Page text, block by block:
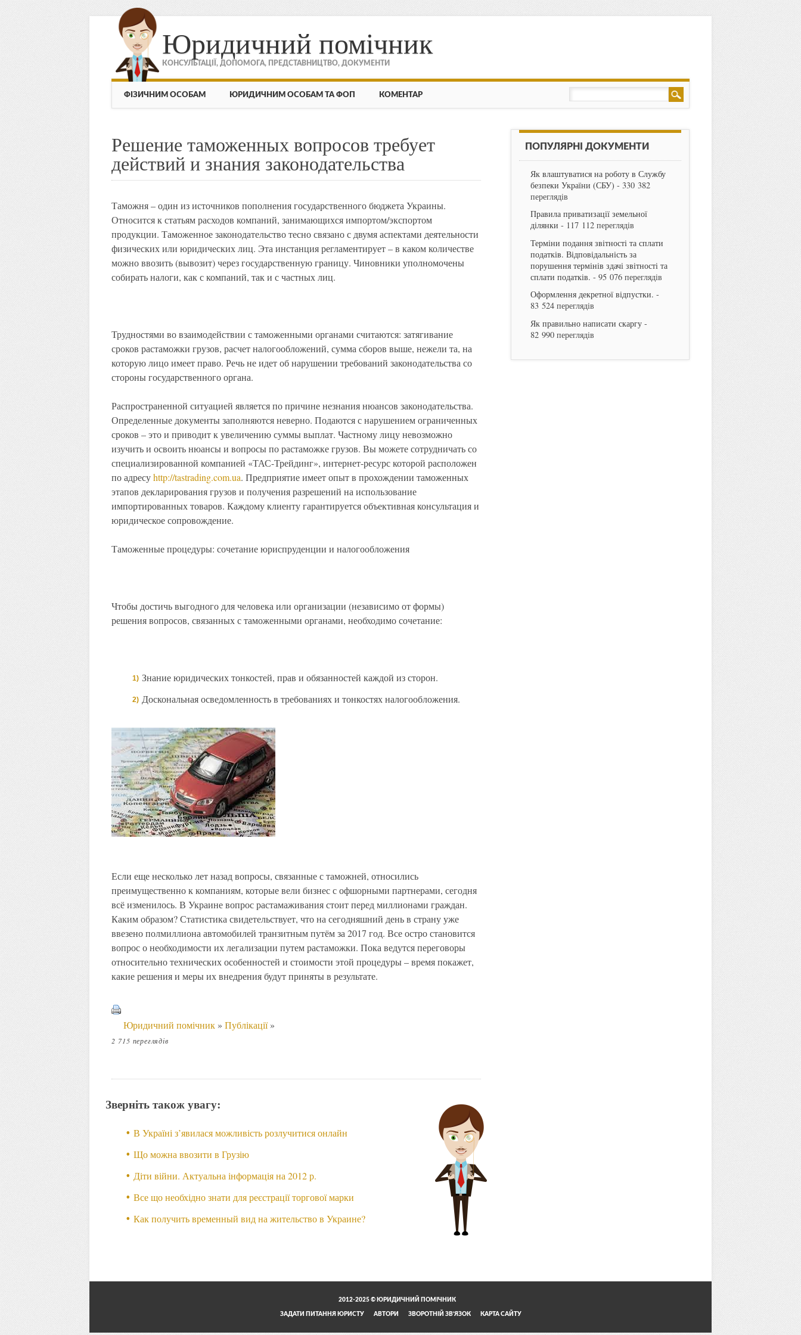
Юридичний помічник
КОНСУЛЬТАЦІЇ, ДОПОМОГА, ПРЕДСТАВНИЦТВО, ДОКУМЕНТИ
МЕНЮ
Skip to content
ФІЗИЧНИМ ОСОБАМ ЮРИДИЧНИМ ОСОБАМ ТА ФОП КОМЕНТАР
Решение таможенных вопросов требует
действий и знания законодательства
Таможня – один из источников пополнения государственного бюджета Украины.
Относится к статьям расходов компаний, занимающихся импортом/экспортом
продукции. Таможенное законодательство тесно связано с двумя аспектами деятельности
физических или юридических лиц. Эта инстанция регламентирует – в каком количестве
можно ввозить (вывозит) через государственную границу. Чиновники уполномочены
собирать налоги, как с компаний, так и с частных лиц.
Трудностями во взаимодействии с таможенными органами считаются: затягивание
сроков растаможки грузов, расчет налогообложений, сумма сборов выше, нежели та, на
которую лицо имеет право. Речь не идет об нарушении требований законодательства со
стороны государственного органа.
Распространенной ситуацией является по причине незнания нюансов законодательства.
Определенные документы заполняются неверно. Подаются с нарушением ограниченных
сроков – это и приводит к увеличению суммы выплат. Частному лицу невозможно
изучить и освоить нюансы и вопросы по растаможке грузов. Вы можете сотрудничать со
специализированной компанией «ТАС-Трейдинг», интернет-ресурс которой расположен
по адресуhttp://tastrading.com.ua. Предприятие имеет опыт в прохождении таможенных
этапов декларирования грузов и получения разрешений на использование
импортированных товаров. Каждому клиенту гарантируется объективная консультация и
юридическое сопровождение.
Таможенные процедуры: сочетание юриспруденции и налогообложения
Чтобы достичь выгодного для человека или организации (независимо от формы)
решения вопросов, связанных с таможенными органами, необходимо сочетание:
Знание юридических тонкостей, прав и обязанностей каждой из сторон.
Доскональная осведомленность в требованиях и тонкостях налогообложения.
Если еще несколько лет назад вопросы, связанные с таможней, относились
преимущественно к компаниям, которые вели бизнес с офшорными партнерами, сегодня
всё изменилось. В Украине вопрос растамаживания стоит перед миллионами граждан.
Каким образом? Статистика свидетельствует, что на сегодняшний день в страну уже
ввезено полмиллиона автомобилей транзитным путём за 2017 год. Все остро становится
вопрос о необходимости их легализации путем растаможки. Пока ведутся переговоры
относительно технических особенностей и стоимости этой процедуры – время покажет,
какие решения и меры их внедрения будут приняты в результате.
Юридичний помічник» Публікації»
2 715 переглядів
Зверніть також увагу:
В Україні з’явилася можливість розлучитися онлайн
Що можна ввозити в Грузію
Діти війни. Актуальна інформація на 2012 р.
Все що необхідно знати для реєстрації торгової марки
Как получить временный вид на жительство в Украине?
ПОПУЛЯРНІ ДОКУМЕНТИ
Як влаштуватися на роботу в Службу
безпеки України (СБУ) - 330 382
переглядів
Правила приватизації земельної
ділянки - 117 112 переглядів
Терміни подання звітності та сплати
податків. Відповідальність за
порушення термінів здачі звітності та
сплати податків. - 95 076 переглядів
Оформлення декретної відпустки. -
83 524 переглядів
Як правильно написати скаргу-
82 990 переглядів
2012-2025 © ЮРИДИЧНИЙ ПОМІЧНИК
ЗАДАТИ ПИТАННЯ ЮРИСТУ АВТОРИ ЗВОРОТНІЙ ЗВ’ЯЗОК КАРТА САЙТУ